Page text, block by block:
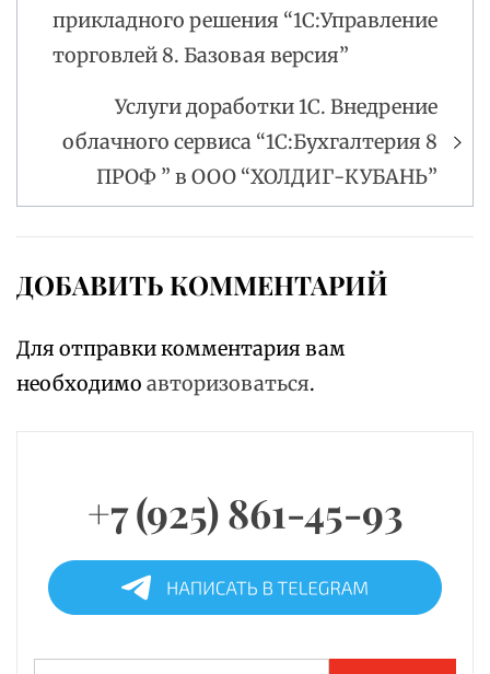
прикладного решения “1С:Управление
торговлей 8. Базовая версия”
Услуги доработки 1С. Внедрение
облачного сервиса “1С:Бухгалтерия 8
ПРОФ ” в ООО “ХОЛДИГ-КУБАНЬ”
ДОБАВИТЬ КОММЕНТАРИЙ
Для отправки комментария вам
необходимо авторизоваться.
+7 (925) 861-45-93